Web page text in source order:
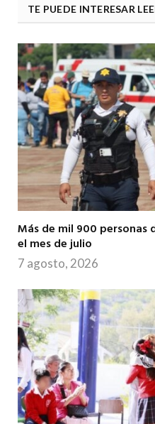
TE PUEDE INTERESAR
Más de mil 900 personas
el mes de julio
7 agosto, 2026